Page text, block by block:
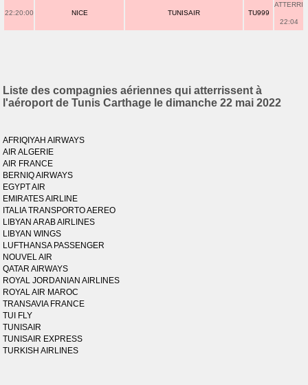
22:20:00 NICE TUNISAIR TU999
ATTERRI
22:04
Liste des compagnies aériennes qui atterrissent à
l'aéroport de Tunis Carthage le dimanche 22 mai 2022
AFRIQIYAH AIRWAYS
AIR ALGERIE
AIR FRANCE
BERNIQ AIRWAYS
EGYPT AIR
EMIRATES AIRLINE
ITALIA TRANSPORTO AEREO
LIBYAN ARAB AIRLINES
LIBYAN WINGS
LUFTHANSA PASSENGER
NOUVEL AIR
QATAR AIRWAYS
ROYAL JORDANIAN AIRLINES
ROYAL AIR MAROC
TRANSAVIA FRANCE
TUI FLY
TUNISAIR
TUNISAIR EXPRESS
TURKISH AIRLINES